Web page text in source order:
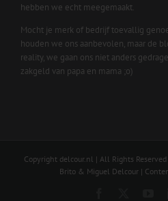
hebben we echt meegemaakt.
Mocht je merk of bedrijf toevallig
houden we ons aanbevolen, maar de
reality, we gaan ons niet anders
zakgeld van papa en mama ;o)
Copyright delcour.nl | All Rights
Brito & Miguel Delcour |